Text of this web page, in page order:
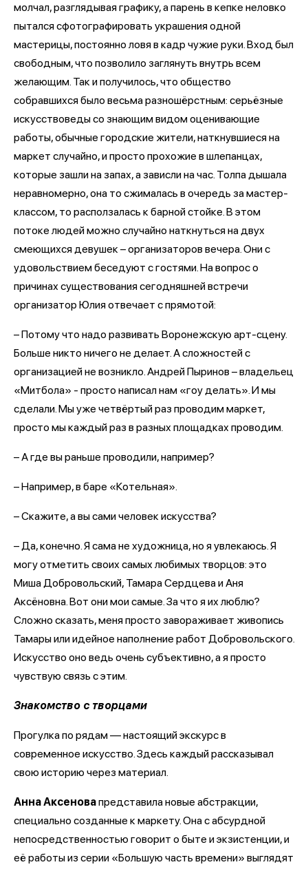
молчал, разглядывая графику, а парень в кепке неловко
пытался сфотографировать украшения одной
мастерицы, постоянно ловя в кадр чужие руки. Вход был
свободным, что позволило заглянуть внутрь всем
желающим. Так и получилось, что общество
собравшихся было весьма разношёрстным: серьёзные
искусствоведы со знающим видом оценивающие
работы, обычные городские жители, наткнувшиеся на
маркет случайно, и просто прохожие в шлепанцах,
которые зашли на запах, а зависли на час. Толпа дышала
неравномерно, она то сжималась в очередь за мастер-
классом, то расползалась к барной стойке. В этом
потоке людей можно случайно наткнуться на двух
смеющихся девушек – организаторов вечера. Они с
удовольствием беседуют с гостями. На вопрос о
причинах существования сегодняшней встречи
организатор Юлия отвечает с прямотой:
– Потому что надо развивать Воронежскую арт-сцену.
Больше никто ничего не делает. А сложностей с
организацией не возникло. Андрей Пыринов – владельец
«Митбола» - просто написал нам «гоу делать». И мы
сделали. Мы уже четвёртый раз проводим маркет,
просто мы каждый раз в разных площадках проводим.
– А где вы раньше проводили, например?
– Например, в баре «Котельная».
– Скажите, а вы сами человек искусства?
– Да, конечно. Я сама не художница, но я увлекаюсь. Я
могу отметить своих самых любимых творцов: это
Миша Добровольский, Тамара Сердцева и Аня
Аксёновна. Вот они мои самые. За что я их люблю?
Сложно сказать, меня просто завораживает живопись
Тамары или идейное наполнение работ Добровольского.
Искусство оно ведь очень субъективно, а я просто
чувствую связь с этим.
Знакомство с творцами
Прогулка по рядам — настоящий экскурс в
современное искусство. Здесь каждый рассказывал
свою историю через материал.
Анна Аксеновапредставила новые абстракции,
специально созданные к маркету. Она с абсурдной
непосредственностью говорит о быте и экзистенции, и
её работы из серии «Большую часть времени» выглядят